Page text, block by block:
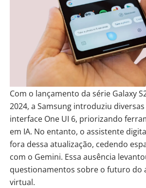
Com o lançamento da série Galaxy
2024, a Samsung introduziu
interface One UI 6, priorizando
em IA. No entanto, o assistente
fora dessa atualização, cedendo
com o Gemini. Essa ausência
questionamentos sobre o futuro do
virtual.